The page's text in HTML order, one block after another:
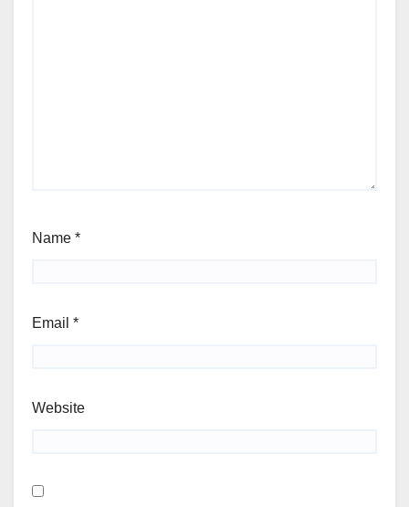
Name *
Email *
Website